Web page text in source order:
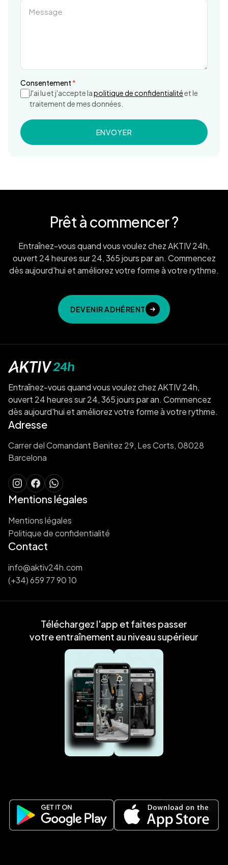
Consentement*
J'ai lu et j'accepte lapolitique de confidentialitéet le
traitement de mes données.
ENVOYER
Prêt à commencer ?
Entraînez-vous quand vous voulez chez AKTIV 24h,
ouvert 24 heures sur 24, 365 jours par an. Commencez
dès aujourd'hui et améliorez votre forme à votre rythme.
DEVENIR ADHÉRENT
Entraînez-vous quand vous voulez chez AKTIV 24h,
ouvert 24 heures sur 24, 365 jours par an. Commencez
dès aujourd'hui et améliorez votre forme à votre rythme.
Adresse
Carrer del Comandant Benitez 29, Les Corts, 08028
Barcelona
Mentions légales
Mentions légales
Politique de confidentialité
Contact
info@aktiv24h.com
(+34) 659 77 90 10
Téléchargez l'app et faites passer
votre entraînement au niveau supérieur